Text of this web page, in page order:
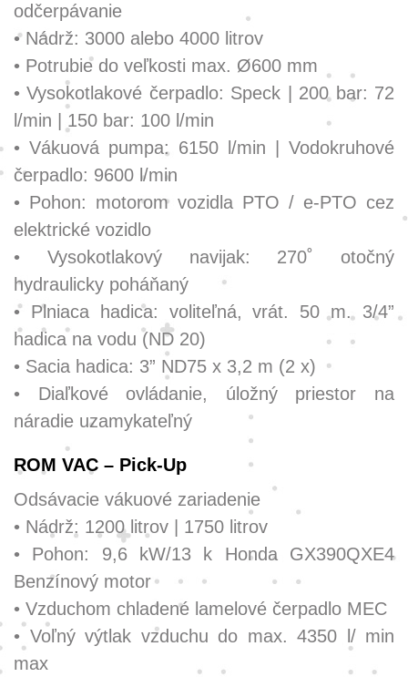
odčerpávanie
• Nádrž: 3000 alebo 4000 litrov
• Potrubie do veľkosti max. Ø600 mm
• Vysokotlakové čerpadlo: Speck | 200 bar: 72
l/min | 150 bar: 100 l/min
• Vákuová pumpa: 6150 l/min | Vodokruhové
čerpadlo: 9600 l/min
• Pohon: motorom vozidla PTO / e-PTO cez
elektrické vozidlo
• Vysokotlakový navijak: 270˚ otočný
hydraulicky poháňaný
• Plniaca hadica: voliteľná, vrát. 50 m. 3/4”
hadica na vodu (ND 20)
• Sacia hadica: 3” ND75 x 3,2 m (2 x)
• Diaľkové ovládanie, úložný priestor na
náradie uzamykateľný
ROM VAC – Pick-Up
Odsávacie vákuové zariadenie
• Nádrž: 1200 litrov | 1750 litrov
• Pohon: 9,6 kW/13 k Honda GX390QXE4
Benzínový motor
• Vzduchom chladené lamelové čerpadlo MEC
• Voľný výtlak vzduchu do max. 4350 l/ min
max